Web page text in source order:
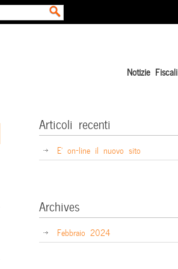
Notizie Fiscali
Articoli recenti
E’ on-line il nuovo sito
Archives
Febbraio 2024